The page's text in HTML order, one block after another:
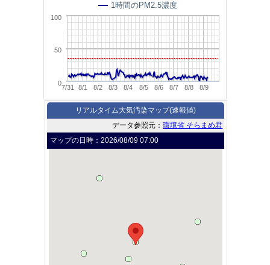
7/31 8/1 8/2 8/3 8/4 8/5 8/6 8/7 8/8 8/9
0
50
100
1時間のPM2.5濃度
リアルタイム大気汚染マップ(速報値)
データ参照元：環境省 そらまめ君
マップの日時：2026/08/09 07:00